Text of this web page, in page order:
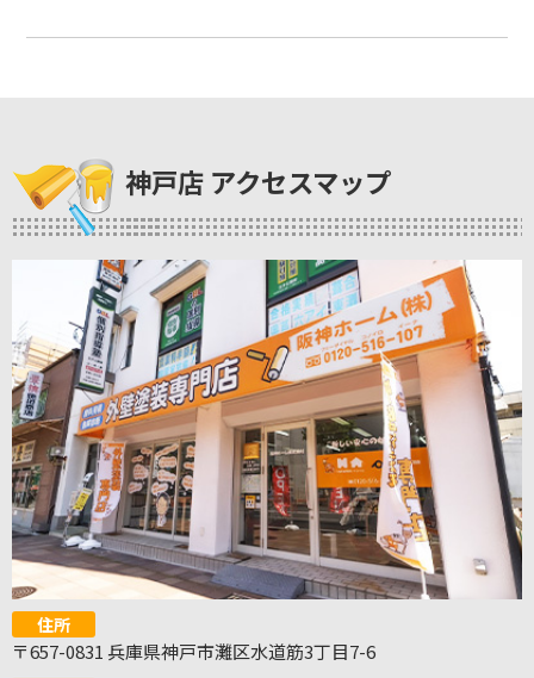
神戸店 アクセスマップ
住所
〒657-0831 兵庫県神戸市灘区水道筋3丁目7-6